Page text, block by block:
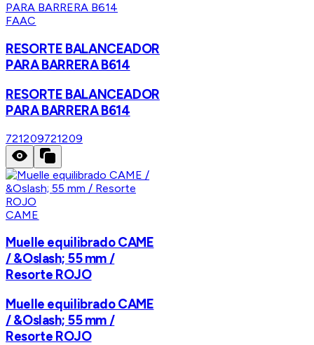
FAAC
RESORTE BALANCEADOR
PARA BARRERA B614
RESORTE BALANCEADOR
PARA BARRERA B614
721209721209
CAME
Muelle equilibrado CAME
/ &Oslash; 55 mm /
Resorte ROJO
Muelle equilibrado CAME
/ &Oslash; 55 mm /
Resorte ROJO